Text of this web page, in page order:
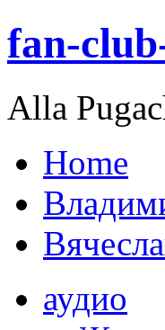
fan-
Alla
Home
аудио